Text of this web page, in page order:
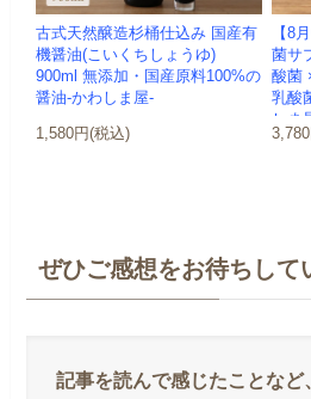
古式天然醸造杉桶仕込み 国産有
機醤油(こいくちしょうゆ)
900ml 無添加・国産原料100%の
醤油-かわしま屋-
1,580円(税込)
【8
菌サ
酸菌
乳酸
しま
ぜひご感想をお待ちして